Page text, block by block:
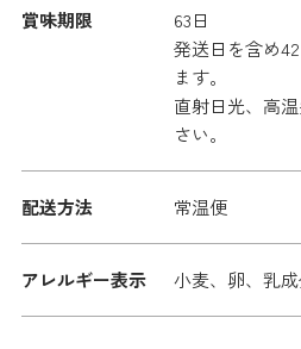
賞味期限
63日
発送日を含め
ます。
直射日光、高
さい。
配送方法 常温便
アレルギー表示 小麦、卵、乳